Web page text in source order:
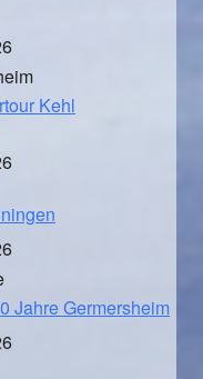
Kehl
Jahre Germersheim